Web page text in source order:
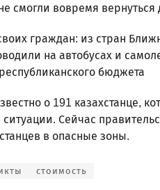
смогли вовремя вернуться
граждан: из стран
на автобусах и
бюджета
о 191 казахстанце,
Сейчас
в опасные зоны.
стоимость